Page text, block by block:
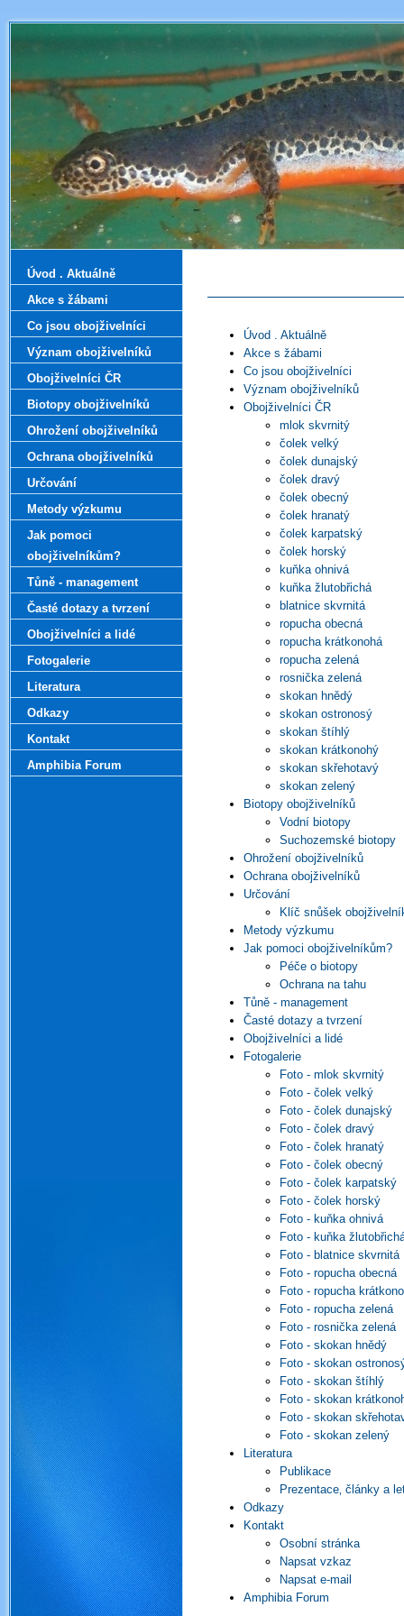
Úvod . Aktuálně
Akce s žábami
Co jsou obojživelníci
Význam obojživelníků
Obojživelníci ČR
mlok skvrnitý
čolek velký
čolek dunajský
čolek dravý
čolek obecný
čolek hranatý
čolek karpatský
čolek horský
kuňka ohnivá
kuňka žlutobřichá
blatnice skvrnitá
ropucha obecná
ropucha krátkonohá
ropucha zelená
rosnička zelená
skokan hnědý
skokan ostronosý
skokan štíhlý
skokan krátkonohý
skokan skřehotavý
skokan zelený
Biotopy obojživelníků
Vodní biotopy
Suchozemské biotopy
Ohrožení obojživelníků
Ochrana obojživelníků
Určování
Klíč snůšek
Metody výzkumu
Jak pomoci obojživelníkům?
Péče o biotopy
Ochrana na tahu
Tůně - management
Časté dotazy a tvrzení
Obojživelníci a lidé
Fotogalerie
Foto - mlok skvrnitý
Foto - čolek velký
Foto - čolek dunajský
Foto - čolek dravý
Foto - čolek hranatý
Foto - čolek obecný
Foto - čolek karpatský
Foto - čolek horský
Foto - kuňka ohnivá
Foto - kuňka
Foto - blatnice skvrnitá
Foto - ropucha obecná
Foto - ropucha
Foto - ropucha zelená
Foto - rosnička zelená
Foto - skokan hnědý
Foto - skokan
Foto - skokan štíhlý
Foto - skokan
Foto - skokan
Foto - skokan zelený
Literatura
Publikace
Prezentace‚ články a
Odkazy
Kontakt
Osobní stránka
Napsat vzkaz
Napsat e-mail
Amphibia Forum
Úvod . Aktuálně
Akce s žábami
Co jsou obojživelníci
Význam obojživelníků
Obojživelníci ČR
Biotopy obojživelníků
Ohrožení obojživelníků
Ochrana obojživelníků
Určování
Metody výzkumu
Jak pomoci
obojživelníkům?
Tůně - management
Časté dotazy a tvrzení
Obojživelníci a lidé
Fotogalerie
Literatura
Odkazy
Kontakt
Amphibia Forum